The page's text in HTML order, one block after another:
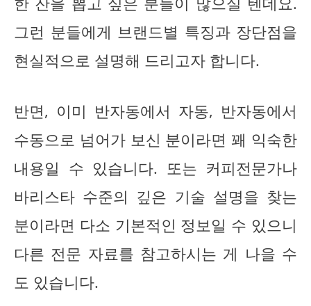
그런 분들에게 브랜드별 특징과 장단점을
현실적으로 설명해 드리고자 합니다.
반면, 이미 반자동에서 자동, 반자동에서
수동으로 넘어가 보신 분이라면 꽤 익숙한
내용일 수 있습니다. 또는 커피전문가나
바리스타 수준의 깊은 기술 설명을 찾는
분이라면 다소 기본적인 정보일 수 있으니
다른 전문 자료를 참고하시는 게 나을 수
도 있습니다.